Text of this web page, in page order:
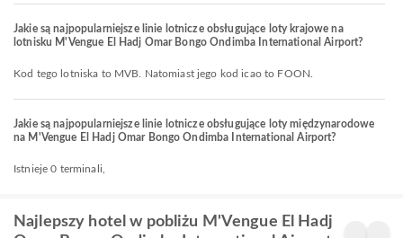
Jakie są najpopularniejsze linie lotnicze obsługujące loty krajowe na
lotnisku M'Vengue El Hadj Omar Bongo Ondimba International Airport?
Kod tego lotniska to MVB. Natomiast jego kod icao to FOON.
Jakie są najpopularniejsze linie lotnicze obsługujące loty międzynarodowe
na M'Vengue El Hadj Omar Bongo Ondimba International Airport?
Istnieje 0 terminali,
Najlepszy hotel w pobliżu M'Vengue El Hadj